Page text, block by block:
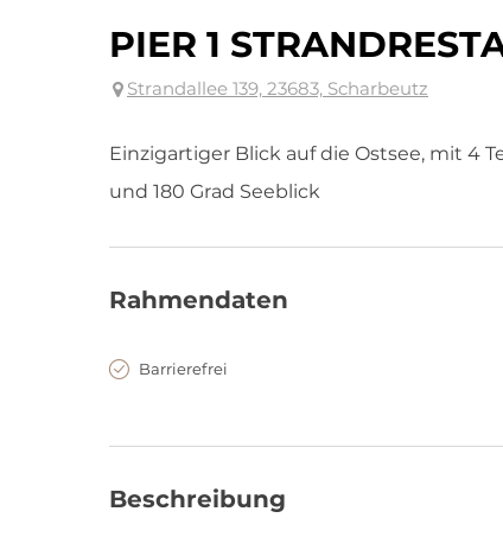
PIER 1
Strandallee 139, 23683, Scharbeutz
Einzigartiger Blick auf die Ostsee, mit 4
und 180 Grad Seeblick
Rahmendaten
Barrierefrei
Beschreibung